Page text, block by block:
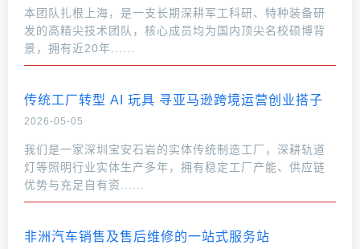
本团队扎根上海，是一支长期深耕军工科研、特种装备研
发的高精尖技术团队，核心成员均为国内顶尖名校硕博背
景，拥有近20年......
传统工厂转型 AI 玩具 寻亚马逊跨境运营创业搭子
2026-05-05
我们是一家深圳宝安石岩的实体传统制造工厂，深耕轨道
灯等照明行业实体生产多年，拥有稳定工厂产能、供应链
优势与充足自有资......
非洲汽车销售及售后维修的一站式服务站